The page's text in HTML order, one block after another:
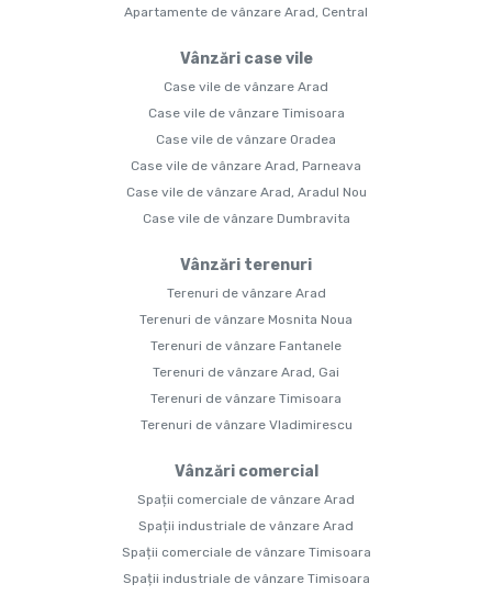
Apartamente de vânzare Arad, Central
Vânzări case vile
Case vile de vânzare Arad
Case vile de vânzare Timisoara
Case vile de vânzare Oradea
Case vile de vânzare Arad, Parneava
Case vile de vânzare Arad, Aradul Nou
Case vile de vânzare Dumbravita
Vânzări terenuri
Terenuri de vânzare Arad
Terenuri de vânzare Mosnita Noua
Terenuri de vânzare Fantanele
Terenuri de vânzare Arad, Gai
Terenuri de vânzare Timisoara
Terenuri de vânzare Vladimirescu
Vânzări comercial
Spații comerciale de vânzare Arad
Spații industriale de vânzare Arad
Spații comerciale de vânzare Timisoara
Spații industriale de vânzare Timisoara